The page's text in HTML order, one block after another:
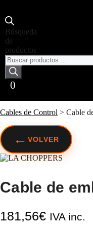
Cables de Control > Cable
Búsqueda
de
productos
0
← VOLVER
Cable de
181,56€ IVA inc.